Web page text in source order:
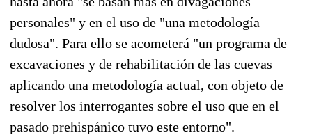
personales" y en el uso de "una metodología
dudosa". Para ello se acometerá "un programa de
excavaciones y de rehabilitación de las cuevas
aplicando una metodología actual, con objeto de
resolver los interrogantes sobre el uso que en el
pasado prehispánico tuvo este entorno".